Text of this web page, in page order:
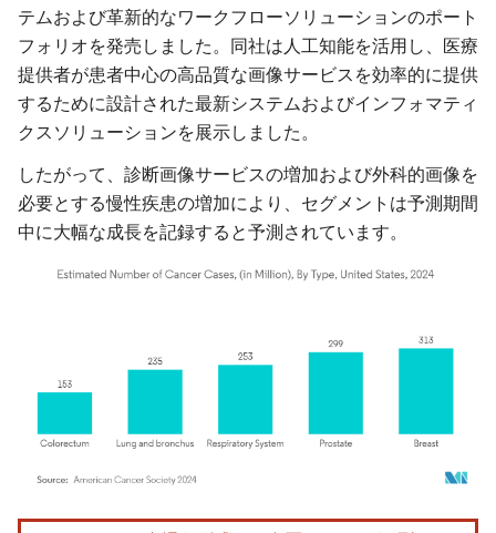
テムおよび革新的なワークフローソリューションのポート
フォリオを発売しました。同社は人工知能を活用し、医療
提供者が患者中心の高品質な画像サービスを効率的に提供
するために設計された最新システムおよびインフォマティ
クスソリューションを展示しました。
したがって、診断画像サービスの増加および外科的画像を
必要とする慢性疾患の増加により、セグメントは予測期間
中に大幅な成長を記録すると予測されています。
画像 © Mordor Intelligence。再利用にはCC BY 4.0の表示が必要です。